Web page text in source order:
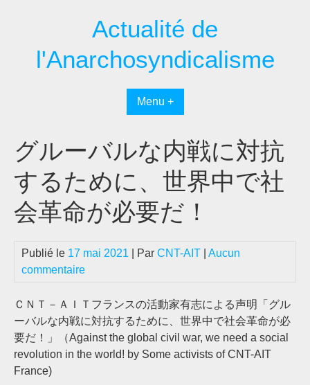
Actualité de
l'Anarchosyndicalisme
Menu +
グルーバルな内戦に対抗
するために、世界中で社
会革命が必要だ！
Publié le 17 mai 2021 | Par CNT-AIT
Aucun
commentaire
ＣＮＴ－ＡＩＴフランスの活動家有志による声明「グル
ーバルな内戦に対抗するために、世界中で社会革命が必
要だ！」（Against the global civil war, we need a social
revolution in the world! by Some activists of CNT-AIT
France)